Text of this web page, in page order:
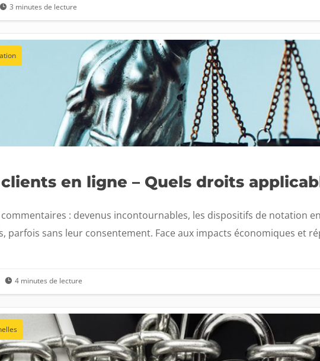
 3 minutes de lecture
en ligne – Quels droits
commentaires : devenus incontournables, les dispositifs de notation
parfois sans leur consentement. Face aux impacts économiques et
 4 minutes de lecture